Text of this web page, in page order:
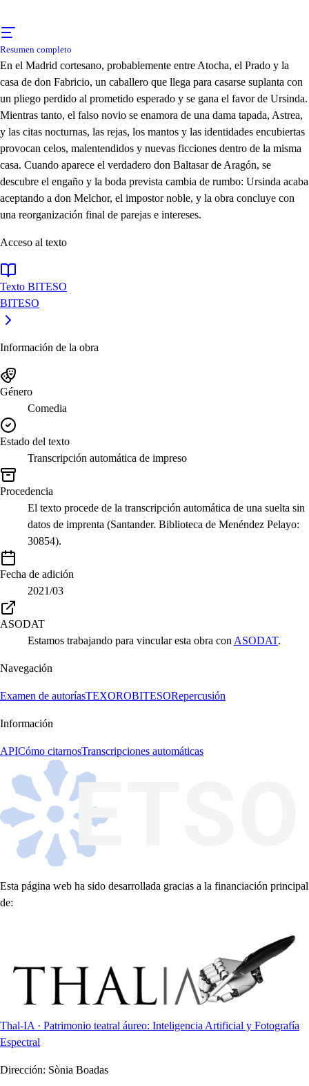
Resumen completo
En el Madrid cortesano, probablemente entre Atocha, el Prado y la
casa de don Fabricio, un caballero que llega para casarse suplanta con
un pliego perdido al prometido esperado y se gana el favor de Ursinda.
Mientras tanto, el falso novio se enamora de una dama tapada, Astrea,
y las citas nocturnas, las rejas, los mantos y las identidades encubiertas
provocan celos, malentendidos y nuevas ficciones dentro de la misma
casa. Cuando aparece el verdadero don Baltasar de Aragón, se
descubre el engaño y la boda prevista cambia de rumbo: Ursinda acaba
aceptando a don Melchor, el impostor noble, y la obra concluye con
una reorganización final de parejas e intereses.
Acceso al texto
Texto BITESO
BITESO
Información de la obra
Género
Comedia
Estado del texto
Transcripción automática de impreso
Procedencia
El texto procede de la transcripción automática de una suelta sin
datos de imprenta (Santander. Biblioteca de Menéndez Pelayo:
30854).
Fecha de adición
2021/03
ASODAT
Estamos trabajando para vincular esta obra con ASODAT.
Navegación
Examen de autoríasTEXOROBITESORepercusión
Información
APICómo citarnosTranscripciones automáticas
Esta página web ha sido desarrollada gracias a la financiación principal
de:
Thal-IA · Patrimonio teatral áureo: Inteligencia Artificial y Fotografía
Espectral
Dirección: Sònia Boadas